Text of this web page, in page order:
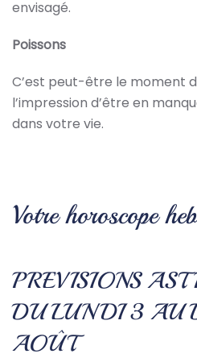
envisagé.
Poissons
C’est peut-être le moment
l’impression d’être en
dans votre vie.
Votre horoscope
PREVISIONS
DU LUNDI 3 AU
AOÛT